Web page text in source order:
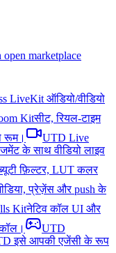
marketplace
LiveKit ऑडियो/वीडियो
Kitसीट, रियल-टाइम
रूम।
UTD Live
के साथ वीडियो लाइव
फ़िल्टर, LUT कलर
प्रेज़ेंस और push के
Kitनेटिव कॉल UI और
UTD
इसे आपकी एजेंसी के रूप